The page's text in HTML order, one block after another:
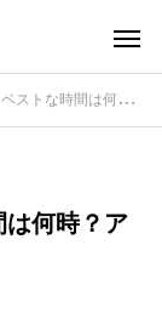
時？アクセス方法も詳しく解説
は何時？ア